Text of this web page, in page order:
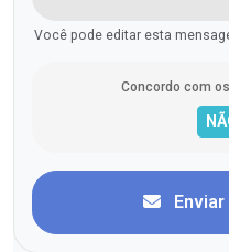
Você pode editar esta
Concordo com os